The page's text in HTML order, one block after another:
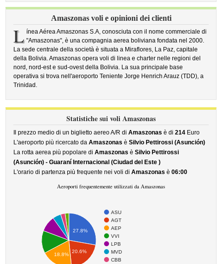
Amaszonas voli e opinioni dei clienti
L ínea Aérea Amaszonas S.A, conosciuta con il nome commerciale di
"Amaszonas", è una compagnia aerea boliviana fondata nel 2000.
La sede centrale della società è situata a Miraflores, La Paz, capitale
della Bolivia. Amaszonas opera voli di linea e charter nelle regioni del
nord, nord-est e sud-ovest della Bolivia. La sua principale base
operativa si trova nell'aeroporto Teniente Jorge Henrich Arauz (TDD), a
Trinidad.
Statistiche sui voli Amaszonas
Il prezzo medio di un biglietto aereo A/R diAmaszonas è di214 Euro
L'aeroporto più ricercato daAmaszonas èSilvio Pettirossi (Asunción)
La rotta aerea più popolare diAmaszonas èSilvio Pettirossi
(Asunción) - Guaraní Internacional (Ciudad del Este )
L'orario di partenza più frequente nei voli diAmaszonas è06:00
Aeroporti frequentemente utilizzati da Amaszonas
ASU
AGT
AEP
VVI
LPB
MVD
CBB
27.8%
20.6%
18.8%